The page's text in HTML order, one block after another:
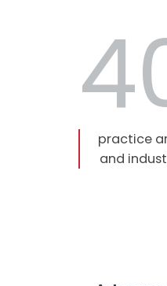
practice
and